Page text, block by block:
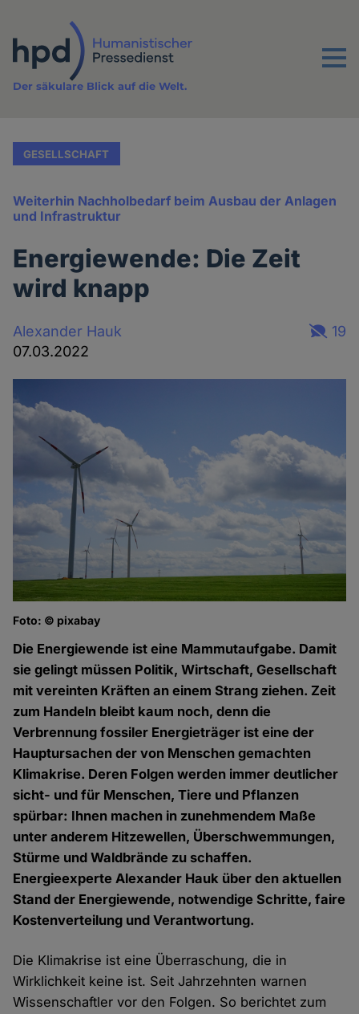
Inhalt
Menu
Der säkulare Blick auf die Welt.
GESELLSCHAFT
Weiterhin Nachholbedarf beim Ausbau der Anlagen
und Infrastruktur
Energiewende: Die Zeit
wird knapp
Alexander Hauk
07.03.2022
19
Foto: © pixabay
Die Energiewende ist eine Mammutaufgabe. Damit
sie gelingt müssen Politik, Wirtschaft, Gesellschaft
mit vereinten Kräften an einem Strang ziehen. Zeit
zum Handeln bleibt kaum noch, denn die
Verbrennung fossiler Energieträger ist eine der
Hauptursachen der von Menschen gemachten
Klimakrise. Deren Folgen werden immer deutlicher
sicht- und für Menschen, Tiere und Pflanzen
spürbar: Ihnen machen in zunehmendem Maße
unter anderem Hitzewellen, Überschwemmungen,
Stürme und Waldbrände zu schaffen.
Energieexperte Alexander Hauk über den aktuellen
Stand der Energiewende, notwendige Schritte, faire
Kostenverteilung und Verantwortung.
Die Klimakrise ist eine Überraschung, die in
Wirklichkeit keine ist. Seit Jahrzehnten warnen
Wissenschaftler vor den Folgen. So berichtet zum